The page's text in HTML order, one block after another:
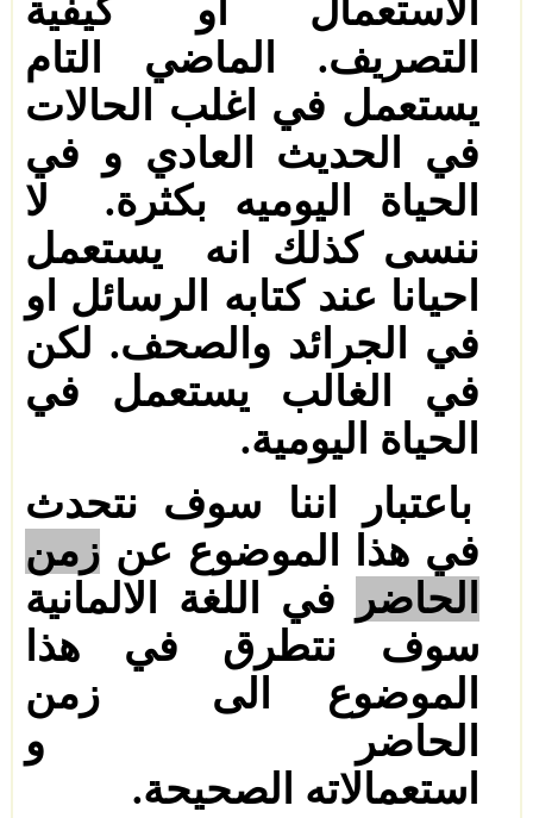
الاستعمال او كيفية
التصريف. الماضي التام
يستعمل في اغلب الحالات
في الحديث العادي و في
الحياة اليوميه بكثرة.
لا
ننسى كذلك انه
يستعمل
احيانا عند كتابه الرسائل او
في الجرائد والصحف. لكن
في الغالب يستعمل في
الحياة اليومية.
باعتبار اننا سوف نتحدث
في هذا الموضوع عنزمن
الحاضر
في اللغة الالمانية
سوف نتطرق في
هذا
الموضوع
الى
زمن
الحاضر
و
استعمالاته
الصحيحة.